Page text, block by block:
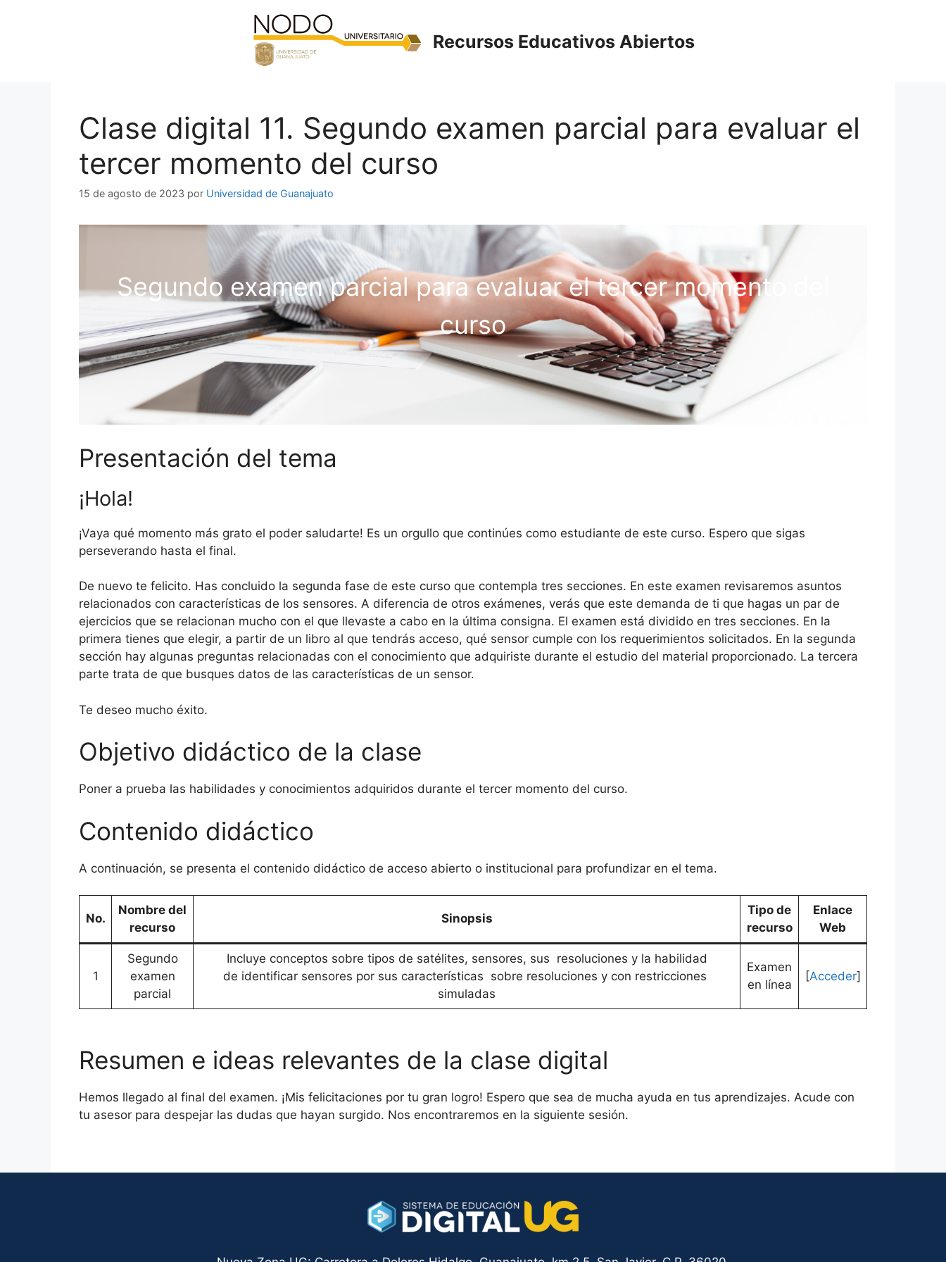
Recursos Educativos Abiertos
Clase digital 11. Segundo examen parcial para evaluar el
tercer momento del curso
15 de agosto de 2023 por Universidad de Guanajuato
Segundo examen parcial para evaluar el tercer momento del
curso
Presentación del tema
¡Hola!
¡Vaya qué momento más grato el poder saludarte! Es un orgullo que continúes como estudiante de este curso. Espero que sigas
perseverando hasta el final.
De nuevo te felicito. Has concluido la segunda fase de este curso que contempla tres secciones. En este examen revisaremos asuntos
relacionados con características de los sensores. A diferencia de otros exámenes, verás que este demanda de ti que hagas un par de
ejercicios que se relacionan mucho con el que llevaste a cabo en la última consigna. El examen está dividido en tres secciones. En la
primera tienes que elegir, a partir de un libro al que tendrás acceso, qué sensor cumple con los requerimientos solicitados. En la segunda
sección hay algunas preguntas relacionadas con el conocimiento que adquiriste durante el estudio del material proporcionado. La tercera
parte trata de que busques datos de las características de un sensor.
Te deseo mucho éxito.
Objetivo didáctico de la clase
Poner a prueba las habilidades y conocimientos adquiridos durante el tercer momento del curso.
Contenido didáctico
A continuación, se presenta el contenido didáctico de acceso abierto o institucional para profundizar en el tema.
No.
Nombre del
recurso
Sinopsis
Tipo de
recurso
Enlace
Web
1
Segundo
examen
parcial
Incluye conceptos sobre tipos de satélites, sensores, sus resoluciones y la habilidad
de identificar sensores por sus características sobre resoluciones y con restricciones
simuladas
Examen
en línea
[Acceder]
Resumen e ideas relevantes de la clase digital
Hemos llegado al final del examen. ¡Mis felicitaciones por tu gran logro! Espero que sea de mucha ayuda en tus aprendizajes. Acude con
tu asesor para despejar las dudas que hayan surgido. Nos encontraremos en la siguiente sesión.